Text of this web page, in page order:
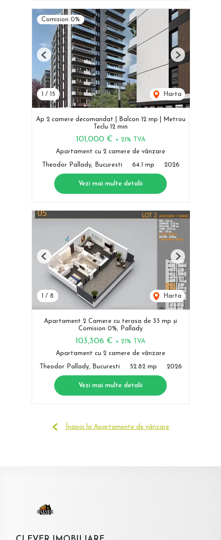
Comision 0%
/ 15 Harta
Previous Next
Ap 2 camere decomandat | Balcon 12 mp | Metrou
Teclu 12 min
101,000 € + 21% TVA
Apartament cu 2 camere de vânzare
Theodor Pallady, Bucuresti 64.1 mp 2026
Vezi mai multe detalii
1 / 8 Harta
Previous Next
Apartament 2 Camere cu terasa de 33 mp și
Comision 0%, Pallady
103,306 € + 21% TVA
Apartament cu 2 camere de vânzare
Theodor Pallady, Bucuresti 52.82 mp 2026
Vezi mai multe detalii
Înapoi la Apartamente de vânzare